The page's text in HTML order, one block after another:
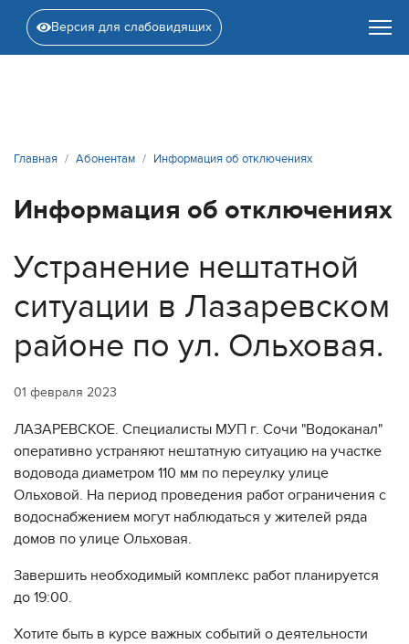
Версия для слабовидящих
Главная Абонентам Информация об отключениях
Информация об отключениях
Устранение нештатной
ситуации в Лазаревском
районе по ул. Ольховая.
01 февраля 2023
ЛАЗАРЕВСКОЕ. Специалисты МУП г. Сочи "Водоканал"
оперативно устраняют нештатную ситуацию на участке
водовода диаметром 110 мм по переулку улице
Ольховой. На период проведения работ ограничения с
водоснабжением могут наблюдаться у жителей ряда
домов по улице Ольховая.
Завершить необходимый комплекс работ планируется
до 19:00.
Хотите быть в курсе важных событий о деятельности